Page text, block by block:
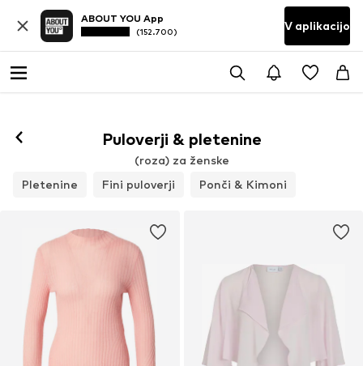
ABOUT YOU App
(152.700) V aplikacijo
Puloverji & pletenine
(roza) za ženske
Pletenine
Fini puloverji Ponči & Kimoni